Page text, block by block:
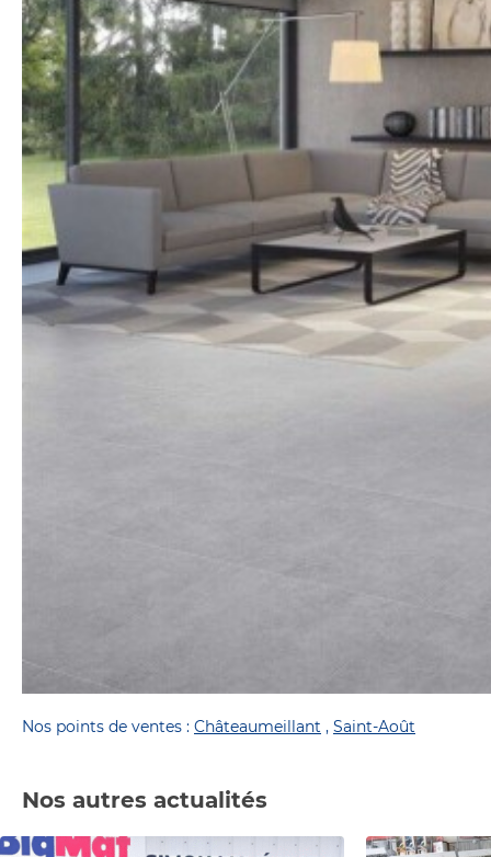
Nos points de ventes : Châteaumeillant , Saint-Août
Nos autres actualités